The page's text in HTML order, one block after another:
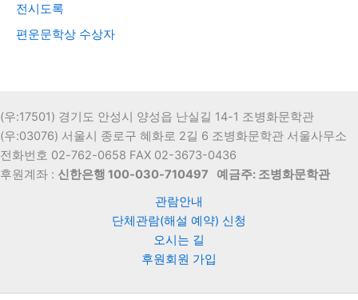
전시도록
편운문학상 수상자
(우:17501) 경기도 안성시 양성읍 난실길 14-1 조병화문학관
(우:03076) 서울시 종로구 혜화로 2길 6 조병화문학관 서울사무소
전화번호 02-762-0658 FAX 02-3673-0436
후원계좌 : 신한은행 100-030-710497
예금주: 조병화문학관
관람안내
단체관람(해설 예약) 신청
오시는 길
후원회원 가입